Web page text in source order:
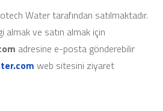
Water tarafından satılmaktadır.
almak ve satın almak için
adresine e-posta gönderebilir
web sitesini ziyaret